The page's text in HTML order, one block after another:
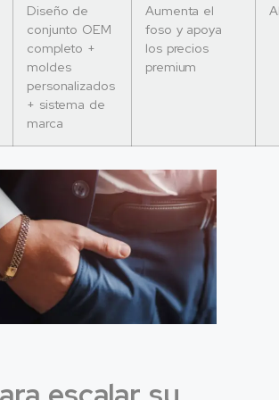
Diseño de
conjunto OEM
completo +
moldes
personalizados
+ sistema de
marca
Aumenta el
foso y apoya
los precios
premium